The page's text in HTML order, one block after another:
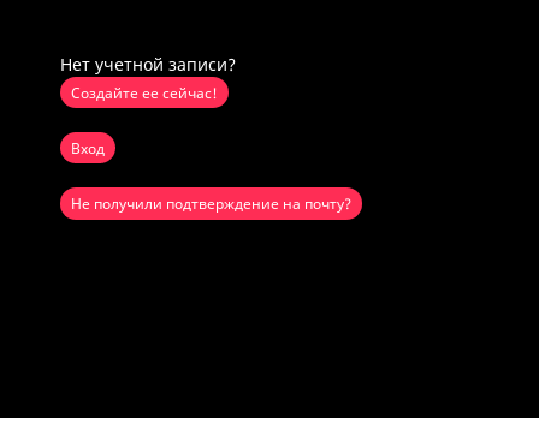
Нет учетной записи?
Создайте ее сейчас!
Вход
Не получили подтверждение на почту?